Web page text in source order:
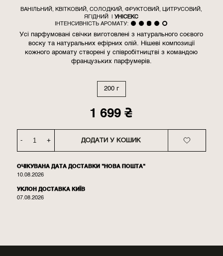
ВАНІЛЬНИЙ, КВІТКОВИЙ, СОЛОДКИЙ, ФРУКТОВИЙ, ЦИТРУСОВИЙ,
ЯГІДНИЙ
|УНІСЕКС
ІНТЕНСИВНІСТЬ АРОМАТУ:
Усі парфумовані свічки виготовлені з натурального соєвого
воску та натуральних ефірних олій. Нішеві композиції
кожного аромату створені у співробітництві з командою
французьких парфумерів.
200 г
1 699₴
- + ДОДАТИ У КОШИК
ОЧІКУВАНА ДАТА ДОСТАВКИ "НОВА ПОШТА"
10.08.2026
УКЛОН ДОСТАВКА КИЇВ
07.08.2026